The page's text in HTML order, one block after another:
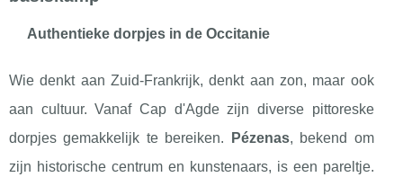
Authentieke dorpjes in de Occitanie
Wie denkt aan Zuid-Frankrijk, denkt aan zon, maar ook
aan cultuur. Vanaf Cap d'Agde zijn diverse pittoreske
dorpjes gemakkelijk te bereiken.
Pézenas, bekend om
zijn historische centrum en kunstenaars, is een pareltje.